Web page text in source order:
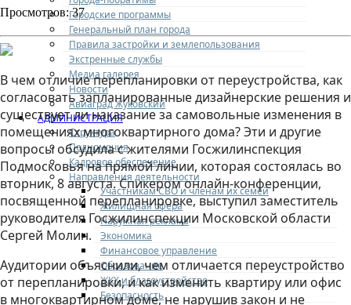
Городские программы
Генеральный план города
Правила застройки и землепользования
Экстренные службы
Медиа галерея
Новости
Авиаград Жуковский
АДМИНИСТРАЦИЯ
Структура
Полномочия
Кадровое обеспечение
Направления деятельности
Участникам СВО и членам их семей
Жилищная сфера
Наружная реклама
Экономика
Финансовое управление
Образование
ЖКХ и благоустройство
Безопасность
Просмотров: 37
В чем отличие перепланировки от переустройства, как
согласовать запланированные дизайнерские решения и
существует ли наказание за самовольные изменения в
помещениях многоквартирного дома? Эти и другие
вопросы обсудила с жителями Госжилинспекция
Подмосковья на прямой линии, которая состоялась во
вторник, 8 августа. Спикером онлайн-конференции,
посвященной перепланировке, выступил заместитель
руководителя Госжилинспекции Московской области
Сергей Молин.
Аудитории объяснили, чем отличается переустройство
от перепланировки, и как изменить квартиру или офис
в многоквартирном доме, не нарушив закон и не